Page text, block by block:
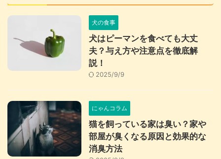
犬の食事
犬はピーマンを食べても大丈
夫？与え方や注意点を徹底解
説！
2025/9/9
にゃんコラム
猫を飼っている家は臭い？家や
部屋が臭くなる原因と効果的な
消臭方法